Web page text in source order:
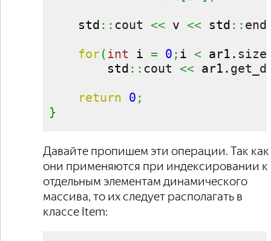
std :: cout << v << std ::
for(int i = 0 ; i < ar1. size
std :: cout << ar1.
return 0 ;
}
Давайте пропишем эти операции. Так как
они применяются при индексировании к
отдельным элементам динамического
массива, то их следует располагать в
классе Item: